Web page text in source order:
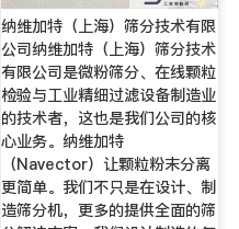
纳维加特（上海）筛分技术有限
公司纳维加特（上海）筛分技术
有限公司是微粉筛分、在线颗粒
检验与工业精细过滤设备制造业
的技术者，这也是我们公司的核
心业务。纳维加特
（Navector）让颗粒粉末分离
更简单。我们不只是在设计、制
造筛分机，更多的提供全面的筛